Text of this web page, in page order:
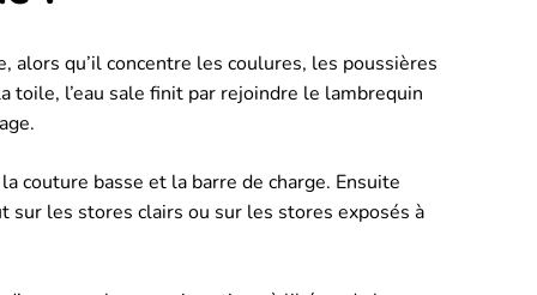
alors qu’il concentre les coulures, les poussières
toile, l’eau sale finit par rejoindre le lambrequin
couture basse et la barre de charge. Ensuite
les stores clairs ou sur les stores exposés à